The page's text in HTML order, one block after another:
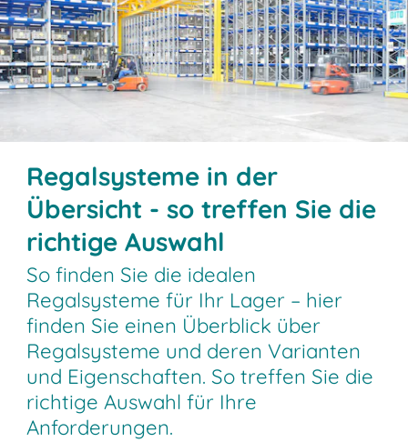
Regalsysteme in der
Übersicht - so treffen Sie die
richtige Auswahl
So finden Sie die idealen
Regalsysteme für Ihr Lager – hier
finden Sie einen Überblick über
Regalsysteme und deren Varianten
und Eigenschaften. So treffen Sie die
richtige Auswahl für Ihre
Anforderungen.